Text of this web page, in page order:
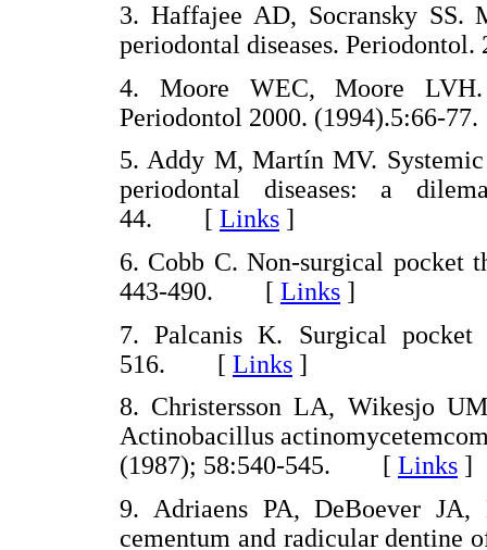
3. Haffajee AD, Socransky SS.
periodontal diseases.
4. Moore WEC, Moore LVH.
Periodontol 2000.
5. Addy M, Martín MV.
periodontal diseases: a
44. [ Links ]
6. Cobb C. Non-surgical pocket
443-490. [ Links ]
7. Palcanis K. Surgical pocket
516. [ Links ]
8. Christersson LA, Wikesjo
Actinobacillus
(1987); 58:540-545. [ Links ]
9. Adriaens PA, DeBoever
cementum and radicular dentine